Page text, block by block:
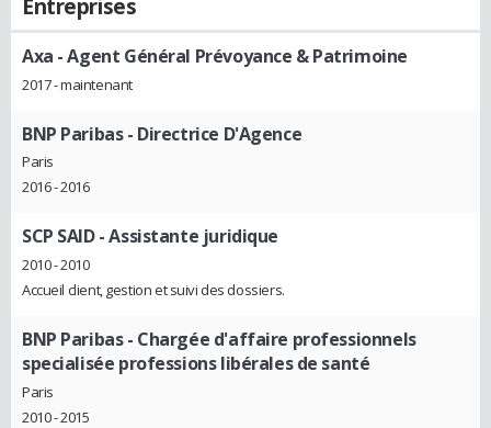
Entreprises
Axa - Agent Général Prévoyance & Patrimoine
2017 - maintenant
BNP Paribas- Directrice D'Agence
Paris
2016 - 2016
SCP SAID- Assistante juridique
2010 - 2010
Accueil client, gestion et suivi des dossiers.
BNP Paribas- Chargée d'affaire professionnels
specialisée professions libérales de santé
Paris
2010 - 2015